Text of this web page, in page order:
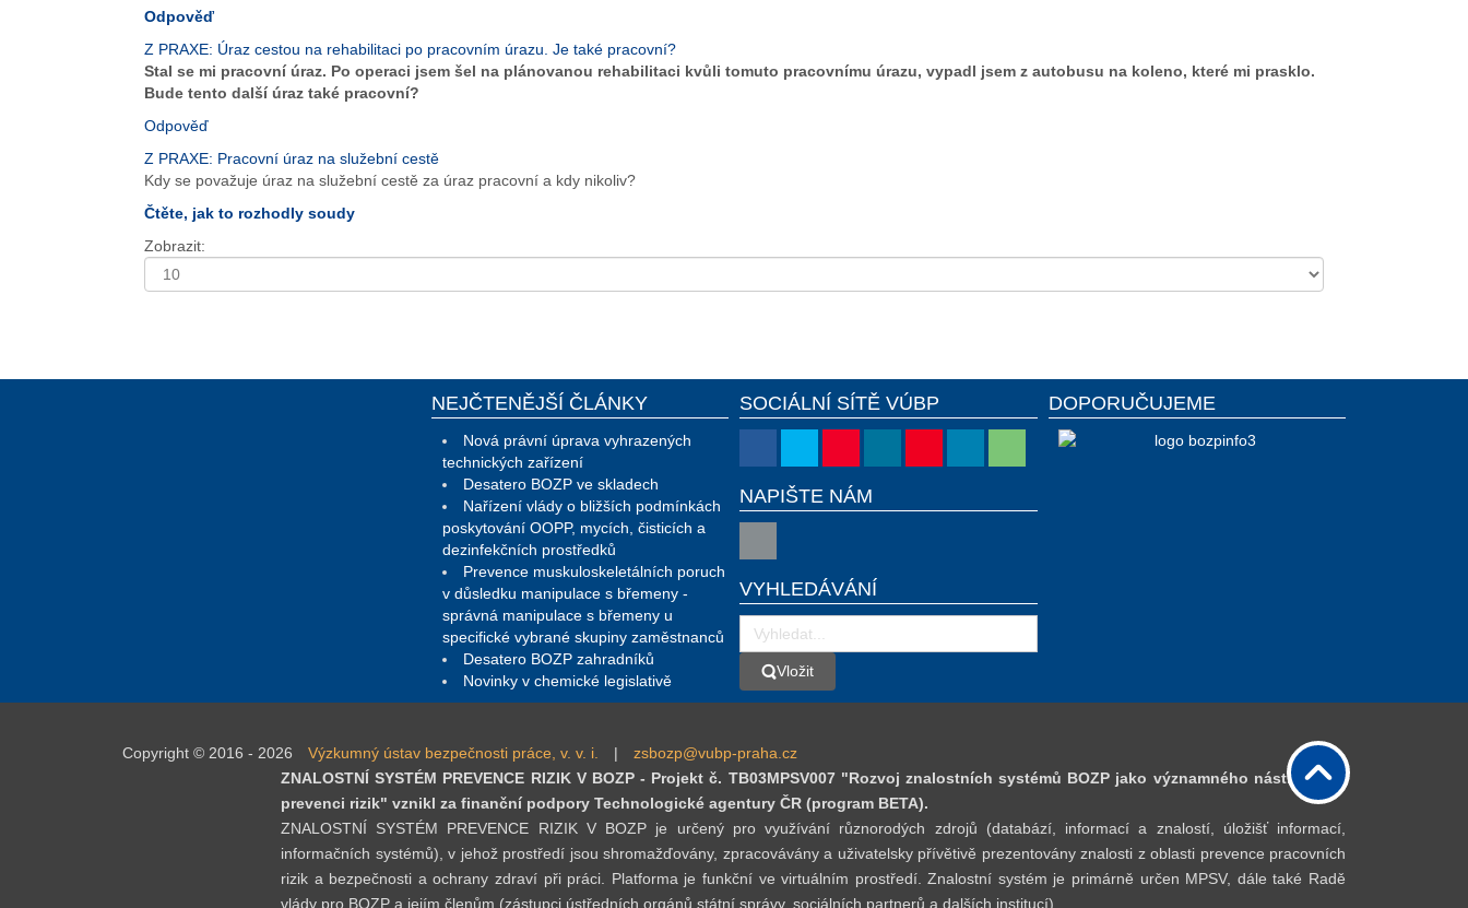
Odpověď
Z PRAXE: Úraz cestou na rehabilitaci po pracovním úrazu. Je také pracovní?
Stal se mi pracovní úraz. Po operaci jsem šel na plánovanou rehabilitaci kvůli tomuto pracovnímu úrazu, vypadl jsem z autobusu na koleno, které mi prasklo.
Bude tento další úraz také pracovní?
Odpověď
Z PRAXE: Pracovní úraz na služební cestě
Kdy se považuje úraz na služební cestě za úraz pracovní a kdy nikoliv?
Čtěte, jak to rozhodly soudy
Zobrazit:
NEJČTENĚJŠÍ ČLÁNKY
Nová právní úprava vyhrazených
technických zařízení
Desatero BOZP ve skladech
Nařízení vlády o bližších podmínkách
poskytování OOPP, mycích, čisticích a
dezinfekčních prostředků
Prevence muskuloskeletálních poruch
v důsledku manipulace s břemeny -
správná manipulace s břemeny u
specifické vybrané skupiny zaměstnanců
Desatero BOZP zahradníků
Novinky v chemické legislativě
SOCIÁLNÍ SÍTĚ VÚBP
NAPIŠTE NÁM
VYHLEDÁVÁNÍ
VložitVložit
DOPORUČUJEME
Copyright © 2016 - 2026 Výzkumný ústav bezpečnosti práce, v. v. i. |
zsbozp@vubp-praha.cz
ZNALOSTNÍ SYSTÉM PREVENCE RIZIK V BOZP - Projekt č. TB03MPSV007 "Rozvoj znalostních systémů BOZP jako významného nástroje pro
prevenci rizik" vznikl za finanční podpory Technologické agentury ČR (program BETA).
ZNALOSTNÍ SYSTÉM PREVENCE RIZIK V BOZP je určený pro využívání různorodých zdrojů (databází, informací a znalostí, úložišť informací,
informačních systémů), v jehož prostředí jsou shromažďovány, zpracovávány a uživatelsky přívětivě prezentovány znalosti z oblasti prevence pracovních
rizik a bezpečnosti a ochrany zdraví při práci. Platforma je funkční ve virtuálním prostředí. Znalostní systém je primárně určen MPSV, dále také Radě
vlády pro BOZP a jejím členům (zástupci ústředních orgánů státní správy, sociálních partnerů a dalších institucí).